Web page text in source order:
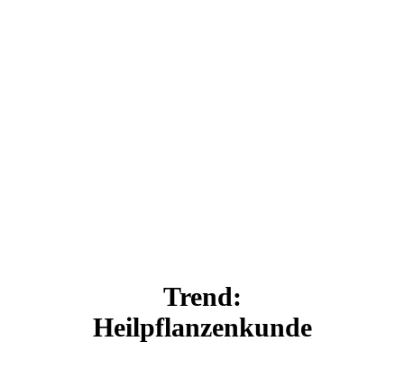
Trend:
Heilpflanzenkunde